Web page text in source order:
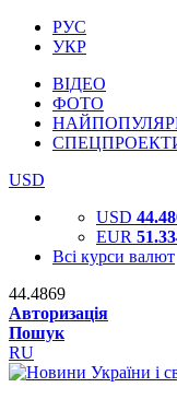
РУС
УКР
ВІДЕО
ФОТО
USD
USD
EUR
Всі курси валют
44.4869
Авторизація
Пошук
RU